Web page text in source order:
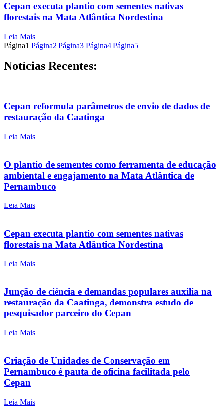
Cepan executa plantio com sementes nativas
florestais na Mata Atlântica Nordestina
Leia Mais
Página1 Página2 Página3 Página4 Página5
Notícias Recentes:
Cepan reformula parâmetros de envio de dados de
restauração da Caatinga
Leia Mais
O plantio de sementes como ferramenta de educação
ambiental e engajamento na Mata Atlântica de
Pernambuco
Leia Mais
Cepan executa plantio com sementes nativas
florestais na Mata Atlântica Nordestina
Leia Mais
Junção de ciência e demandas populares auxilia na
restauração da Caatinga, demonstra estudo de
pesquisador parceiro do Cepan
Leia Mais
Criação de Unidades de Conservação em
Pernambuco é pauta de oficina facilitada pelo
Cepan
Leia Mais